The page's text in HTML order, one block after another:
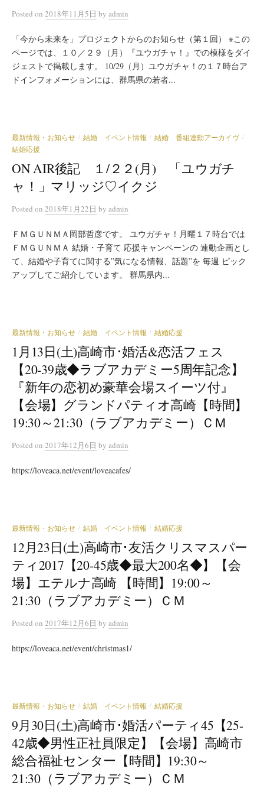
Posted on 2018年11月5日 by admin
「今から未来を」プロジェクトからのお知らせ（第１回） ※この
ページでは、１０／２９（月）『ユウガチャ！』での模様をダイ
ジェストで掲載します。 10/29（月）ユウガチャ！の１７時台ア
ドインフォメーションには、群馬県の若者...
最新情報・お知らせ / 結婚 イベント情報 / 結婚 番組連動アーカイヴ /
結婚応援
ON AIR後記 １/２２(月) 「ユウガチ
ャ！」マリッジ♡イクジ
Posted on 2018年1月22日 by admin
ＦＭＧＵＮＭＡ岡部哲彦です。 ユウガチャ！月曜１７時台では
ＦＭＧＵＮＭＡ 結婚・子育て 応援キャンペーンの 連動企画とし
て、結婚や子育てに関する”気になる情報、話題”を 毎週 ピック
アップしてご紹介しています。 群馬県内...
最新情報・お知らせ / 結婚 イベント情報 / 結婚応援
1月13日(土)高崎市･婚活&恋活フェス
【20-39歳◆ラブアカデミー5周年記念】
『新年の恋初め豪華会場スイーツ付』
【会場】グランドパティオ高崎【時間】
19:30～21:30（ラブアカデミー）ＣＭ
Posted on 2017年12月6日 by admin
https://loveaca.net/event/loveacafes/
最新情報・お知らせ / 結婚 イベント情報 / 結婚応援
12月23日(土)高崎市･友活クリスマスパー
ティ2017【20-45歳◆最大200名◆】【会
場】エテルナ高崎 【時間】19:00～
21:30（ラブアカデミー）ＣＭ
Posted on 2017年12月6日 by admin
https://loveaca.net/event/christmas1/
最新情報・お知らせ / 結婚 イベント情報 / 結婚応援
9月30日(土)高崎市･婚活パーティ45【25-
42歳◆男性正社員限定】【会場】高崎市
総合福祉センター【時間】19:30～
21:30（ラブアカデミー）ＣＭ